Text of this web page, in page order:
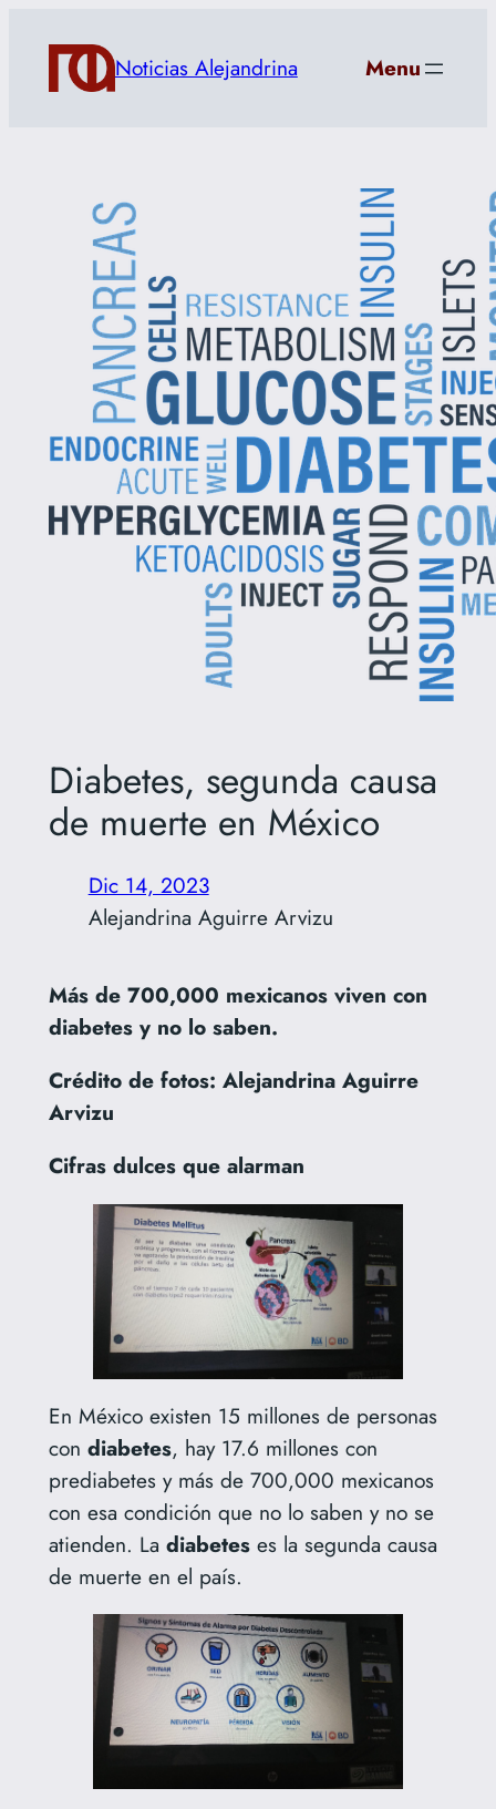
contenido
Noticias Alejandrina Menu
Diabetes, segunda causa
de muerte en México
Dic 14, 2023
Alejandrina Aguirre Arvizu
Más de 700,000 mexicanos viven con
diabetes y no lo saben.
Crédito de fotos: Alejandrina Aguirre
Arvizu
Cifras dulces que alarman
En México existen 15 millones de personas
con diabetes, hay 17.6 millones con
prediabetes y más de 700,000 mexicanos
con esa condición que no lo saben y no se
atienden. La diabeteses la segunda causa
de muerte en el país.